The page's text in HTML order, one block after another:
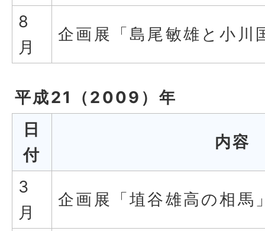
8
月
企画展「島尾敏雄と小川
平成21（2009）年
日
付
内容
3
月
企画展「埴谷雄高の相馬